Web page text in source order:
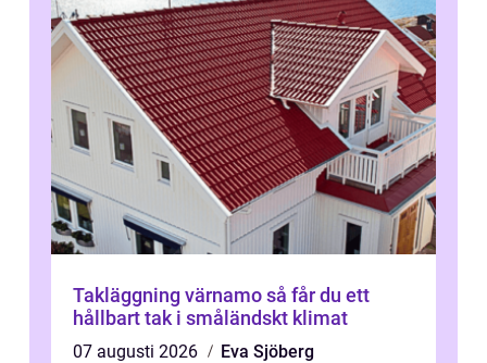
Takläggning värnamo så får du ett
hållbart tak i småländskt klimat
07 augusti 2026
Eva Sjöberg